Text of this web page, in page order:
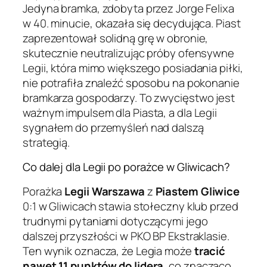
Jedyna bramka, zdobyta przez Jorge Felixa
w 40. minucie, okazała się decydująca. Piast
zaprezentował solidną grę w obronie,
skutecznie neutralizując próby ofensywne
Legii, która mimo większego posiadania piłki,
nie potrafiła znaleźć sposobu na pokonanie
bramkarza gospodarzy. To zwycięstwo jest
ważnym impulsem dla Piasta, a dla Legii
sygnałem do przemyśleń nad dalszą
strategią.
Co dalej dla Legii po porażce w Gliwicach?
Porażka Legii Warszawaz Piastem Gliwice
0:1 w Gliwicach stawia stołeczny klub przed
trudnymi pytaniami dotyczącymi jego
dalszej przyszłości w PKO BP Ekstraklasie.
Ten wynik oznacza, że Legia możetracić